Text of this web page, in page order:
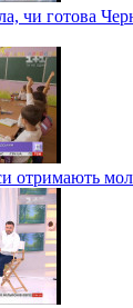
чи готова
отримають